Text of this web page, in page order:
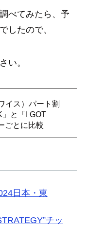
べてみたら、予
したので、
い。
イス）パート割
」と「I GOT
ごとに比較
日本・東
チッ